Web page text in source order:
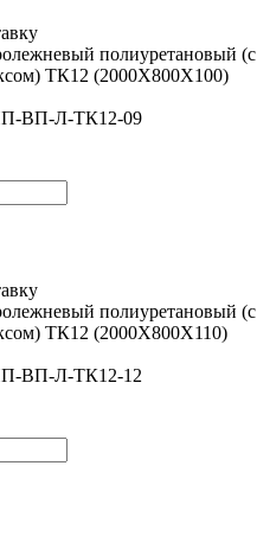
полиуретановый (с
ТК12 (2000Х800Х100)
ВП-Л-ТК12-09
полиуретановый (с
ТК12 (2000Х800Х110)
ВП-Л-ТК12-12